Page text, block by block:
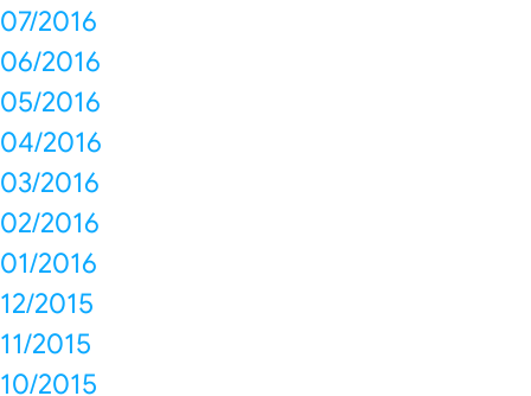
07/2016
06/2016
05/2016
04/2016
03/2016
02/2016
01/2016
12/2015
11/2015
10/2015